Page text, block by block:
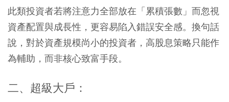
此類投資者若將注意力全部放在「累積張數」而忽視
資產配置與成長性，更容易陷入錯誤安全感。換句話
說，對於資產規模尚小的投資者，高股息策略只能作
為輔助，而非核心致富手段。
二、超級大戶：